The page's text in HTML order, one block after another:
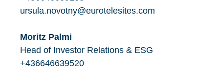
ursula.novotny@eurotelesites.com
Moritz Palmi
Head of Investor Relations & ESG
+436646639520